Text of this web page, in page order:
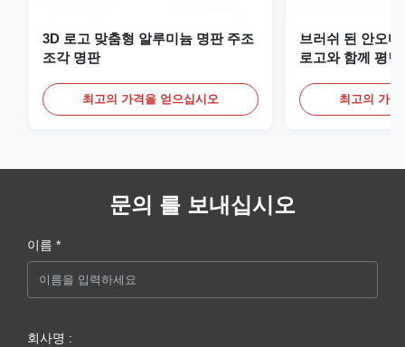
3D 로고 맞춤형 알루미늄 명판 주조
조각 명판
최고의 가격을 얻으십시오
브러쉬 된 안오
로고와 함께 평
최고의 가
문의 를 보내십시오
이름 *
회사명 :